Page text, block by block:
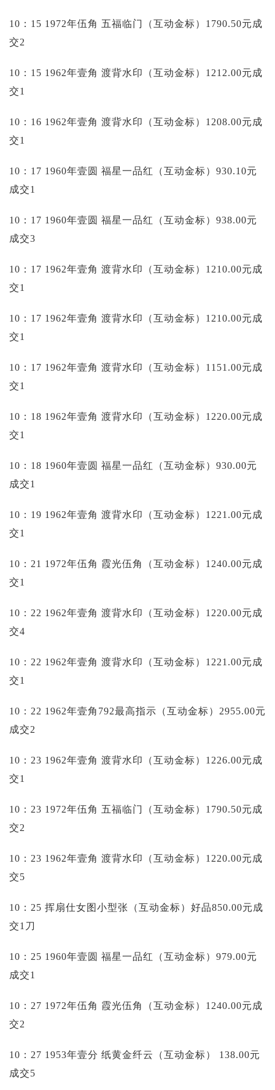
10：15 1972年伍角 五福临门（互动金标）1790.50元成
交2
10：15 1962年壹角 渡背水印（互动金标）1212.00元成
交1
10：16 1962年壹角 渡背水印（互动金标）1208.00元成
交1
10：17 1960年壹圆 福星一品红（互动金标）930.10元
成交1
10：17 1960年壹圆 福星一品红（互动金标）938.00元
成交3
10：17 1962年壹角 渡背水印（互动金标）1210.00元成
交1
10：17 1962年壹角 渡背水印（互动金标）1210.00元成
交1
10：17 1962年壹角 渡背水印（互动金标）1151.00元成
交1
10：18 1962年壹角 渡背水印（互动金标）1220.00元成
交1
10：18 1960年壹圆 福星一品红（互动金标）930.00元
成交1
10：19 1962年壹角 渡背水印（互动金标）1221.00元成
交1
10：21 1972年伍角 霞光伍角（互动金标）1240.00元成
交1
10：22 1962年壹角 渡背水印（互动金标）1220.00元成
交4
10：22 1962年壹角 渡背水印（互动金标）1221.00元成
交1
10：22 1962年壹角792最高指示（互动金标）2955.00元
成交2
10：23 1962年壹角 渡背水印（互动金标）1226.00元成
交1
10：23 1972年伍角 五福临门（互动金标）1790.50元成
交2
10：23 1962年壹角 渡背水印（互动金标）1220.00元成
交5
10：25 挥扇仕女图小型张（互动金标）好品850.00元成
交1刀
10：25 1960年壹圆 福星一品红（互动金标）979.00元
成交1
10：27 1972年伍角 霞光伍角（互动金标）1240.00元成
交2
10：27 1953年壹分 纸黄金纤云（互动金标）
138.00元
成交5